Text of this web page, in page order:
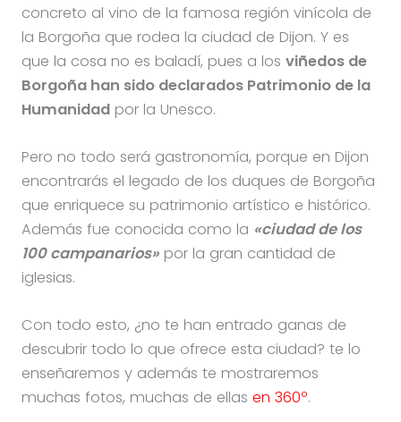
concreto al vino de la famosa región vinícola de
la Borgoña que rodea la ciudad de Dijon. Y es
que la cosa no es baladí, pues a los viñedos de
Borgoña han sido declarados Patrimonio de la
Humanidadpor la Unesco.
Pero no todo será gastronomía, porque en Dijon
encontrarás el legado de los duques de Borgoña
que enriquece su patrimonio artístico e histórico.
Además fue conocida como la «ciudad de los
100 campanarios»por la gran cantidad de
iglesias.
Con todo esto, ¿no te han entrado ganas de
descubrir todo lo que ofrece esta ciudad? te lo
enseñaremos y además te mostraremos
muchas fotos, muchas de ellas en 360º.